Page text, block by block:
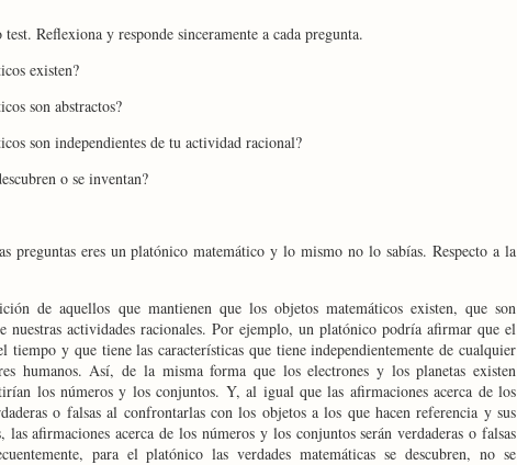
Reflexiona y responde sinceramente a cada pregunta.
existen?
son abstractos?
son independientes de tu actividad racional?
o se inventan?
preguntas eres un platónico matemático y lo mismo no lo sabías. Respecto a la
de aquellos que mantienen que los objetos matemáticos existen, que son
nuestras actividades racionales. Por ejemplo, un platónico podría afirmar que el
y que tiene las características que tiene independientemente de cualquier
humanos. Así, de la misma forma que los electrones y los planetas existen
los números y los conjuntos. Y, al igual que las afirmaciones acerca de los
o falsas al confrontarlas con los objetos a los que hacen referencia y sus
las afirmaciones acerca de los números y los conjuntos serán verdaderas o falsas
para el platónico las verdades matemáticas se descubren, no se